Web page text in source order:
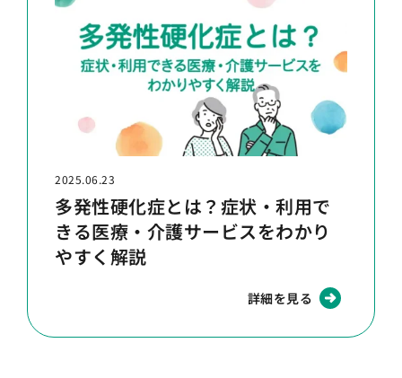
2025.06.23
多発性硬化症とは？症状・利用で
きる医療・介護サービスをわかり
やすく解説
詳細を見る